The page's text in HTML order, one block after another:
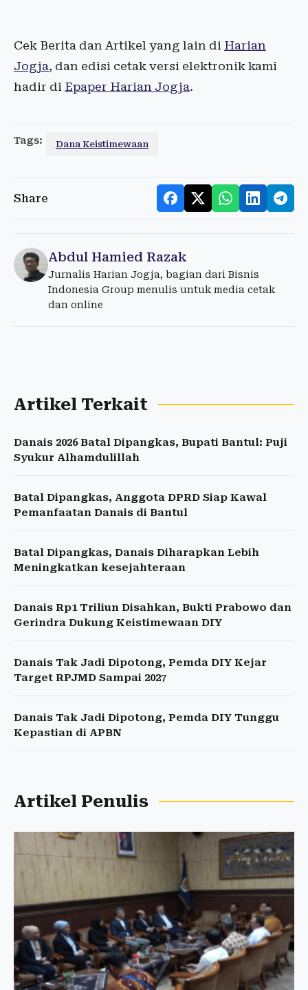
Cek Berita dan Artikel yang lain di Harian
Jogja, dan edisi cetak versi elektronik kami
hadir di Epaper Harian Jogja.
Tags: Dana Keistimewaan
Share
Abdul Hamied Razak
Jurnalis Harian Jogja, bagian dari Bisnis
Indonesia Group menulis untuk media cetak
dan online
Artikel Terkait
Danais 2026 Batal Dipangkas, Bupati Bantul: Puji
Syukur Alhamdulillah
Batal Dipangkas, Anggota DPRD Siap Kawal
Pemanfaatan Danais di Bantul
Batal Dipangkas, Danais Diharapkan Lebih
Meningkatkan kesejahteraan
Danais Rp1 Triliun Disahkan, Bukti Prabowo dan
Gerindra Dukung Keistimewaan DIY
Danais Tak Jadi Dipotong, Pemda DIY Kejar
Target RPJMD Sampai 2027
Danais Tak Jadi Dipotong, Pemda DIY Tunggu
Kepastian di APBN
Artikel Penulis